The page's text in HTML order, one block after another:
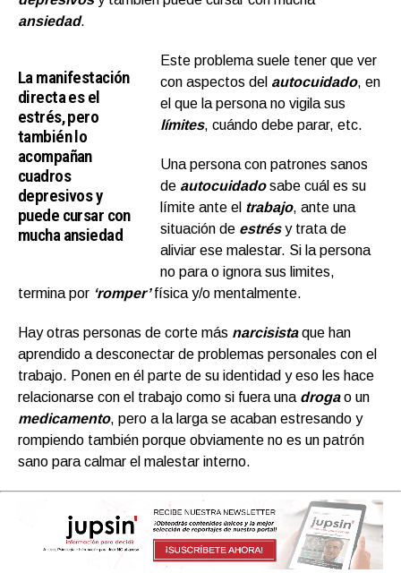
ansiedad.
La manifestación
directa es el
estrés, pero
también lo
acompañan
cuadros
depresivos y
puede cursar con
mucha ansiedad
Este problema suele tener que ver
con aspectos del autocuidado, en
el que la persona no vigila sus
límites, cuándo debe parar, etc.
Una persona con patrones sanos
de autocuidadosabe cuál es su
límite ante el trabajo, ante una
situación de estrésy trata de
aliviar ese malestar. Si la persona
no para o ignora sus limites,
termina por ‘romper’física y/o mentalmente.
Hay otras personas de corte más narcisistaque han
aprendido a desconectar de problemas personales con el
trabajo. Ponen en él parte de su identidad y eso les hace
relacionarse con el trabajo como si fuera una drogao un
medicamento, pero a la larga se acaban estresando y
rompiendo también porque obviamente no es un patrón
sano para calmar el malestar interno.